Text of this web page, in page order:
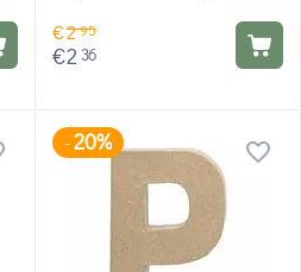
€295
€2 36
-20%